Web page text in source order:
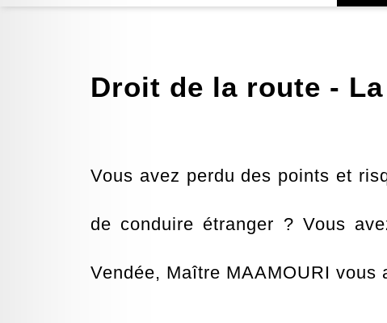
Droit de la route -
Vous avez perdu des points et
de conduire étranger ? Vous
Vendée, Maître MAAMOURI